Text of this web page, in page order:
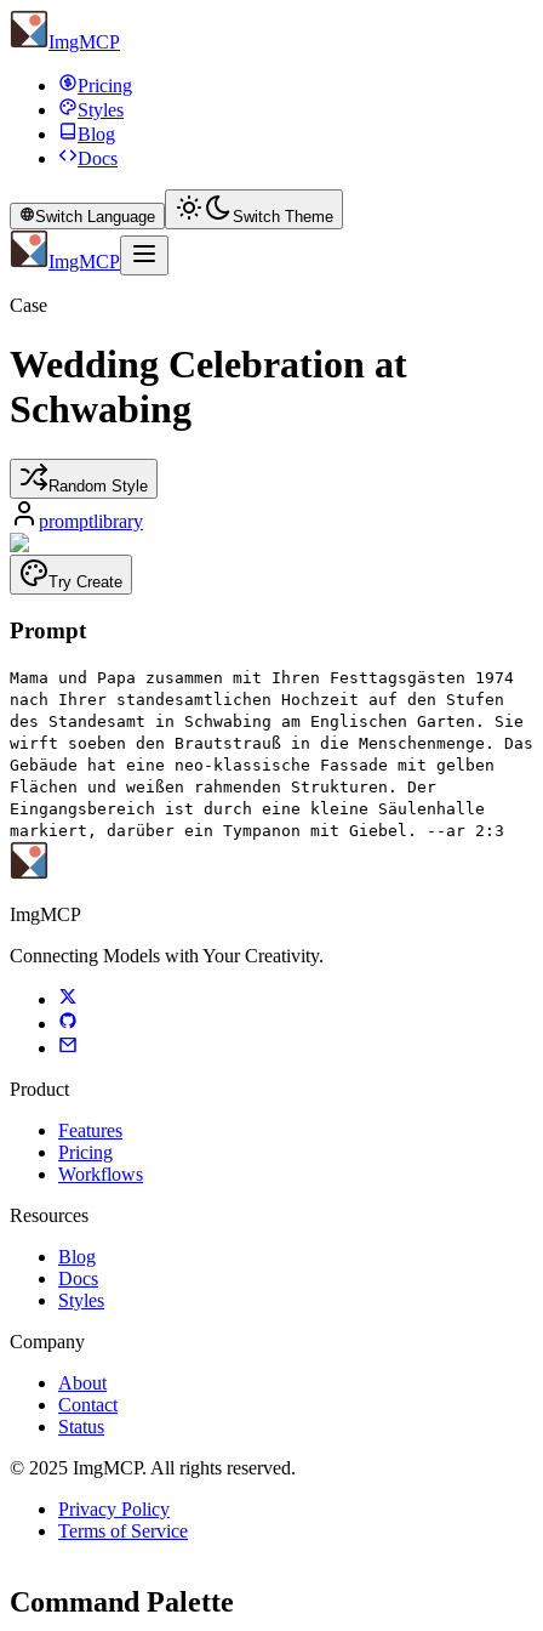
ImgMCP
Pricing
Styles
Blog
Docs
Switch Language Switch Theme
ImgMCP
Case
Wedding Celebration at
Schwabing
Random Style
promptlibrary
Try Create
Prompt
Mama und Papa zusammen mit Ihren Festtagsgästen 1974
nach Ihrer standesamtlichen Hochzeit auf den Stufen
des Standesamt in Schwabing am Englischen Garten. Sie
wirft soeben den Brautstrauß in die Menschenmenge. Das
Gebäude hat eine neo-klassische Fassade mit gelben
Flächen und weißen rahmenden Strukturen. Der
Eingangsbereich ist durch eine kleine Säulenhalle
markiert, darüber ein Tympanon mit Giebel. --ar 2:3
ImgMCP
Connecting Models with Your Creativity.
Product
Features
Pricing
Workflows
Resources
Blog
Docs
Styles
Company
About
Contact
Status
© 2025 ImgMCP. All rights reserved.
Privacy Policy
Terms of Service
Command Palette